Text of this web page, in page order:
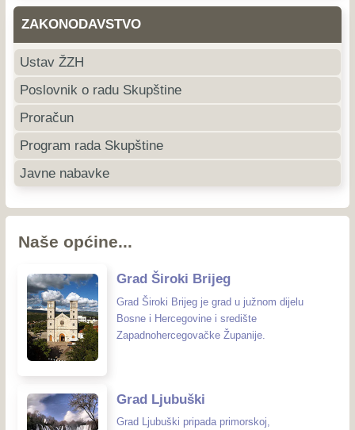
ZAKONODAVSTVO
Ustav ŽZH
Poslovnik o radu Skupštine
Proračun
Program rada Skupštine
Javne nabavke
Naše općine...
Grad Široki Brijeg
Grad Široki Brijeg je grad u južnom dijelu
Bosne i Hercegovine i središte
Zapadnohercegovačke Županije.
Grad Ljubuški
Grad Ljubuški pripada primorskoj,